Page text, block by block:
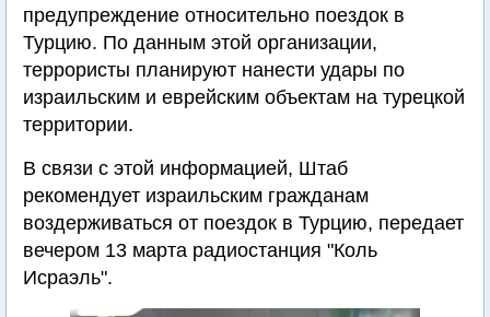
предупреждение относительно поездок в
Турцию. По данным этой организации,
террористы планируют нанести удары по
израильским и еврейским объектам на турецкой
территории.
В связи с этой информацией, Штаб
рекомендует израильским гражданам
воздерживаться от поездок в Турцию, передает
вечером 13 марта радиостанция "Коль
Исраэль".